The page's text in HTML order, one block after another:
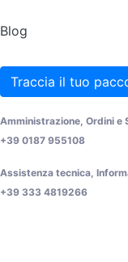
Blog
Traccia il tuo
Amministrazione, Ordini e
+39 0187 955108
Assistenza tecnica,
+39 333 4819266